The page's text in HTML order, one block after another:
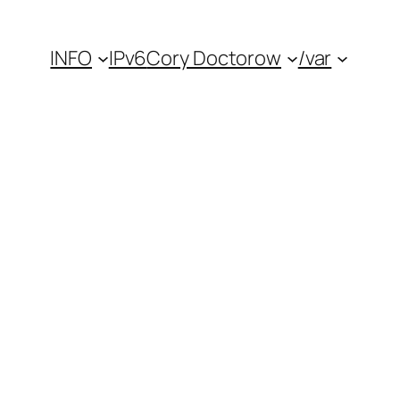
INFO IPv6Cory Doctorow /var